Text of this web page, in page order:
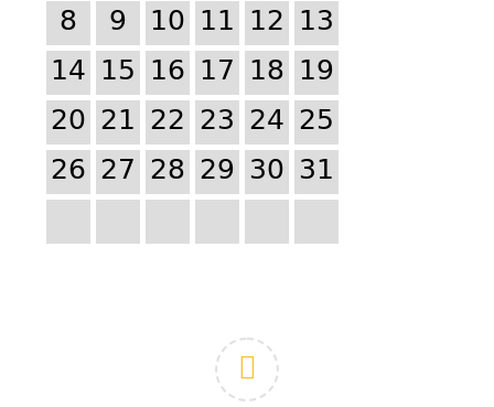
8
9 10 11 12 13
14 15 16 17 18 19
20 21 22 23 24 25
26 27 28 29 30 31